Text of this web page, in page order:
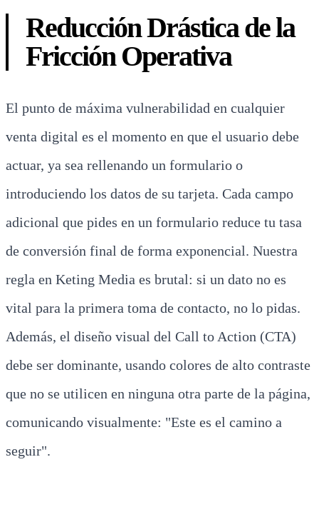
Reducción Drástica de la
Fricción Operativa
El punto de máxima vulnerabilidad en cualquier
venta digital es el momento en que el usuario debe
actuar, ya sea rellenando un formulario o
introduciendo los datos de su tarjeta. Cada campo
adicional que pides en un formulario reduce tu tasa
de conversión final de forma exponencial. Nuestra
regla en Keting Media es brutal: si un dato no es
vital para la primera toma de contacto, no lo pidas.
Además, el diseño visual del Call to Action (CTA)
debe ser dominante, usando colores de alto contraste
que no se utilicen en ninguna otra parte de la página,
comunicando visualmente: "Este es el camino a
seguir".